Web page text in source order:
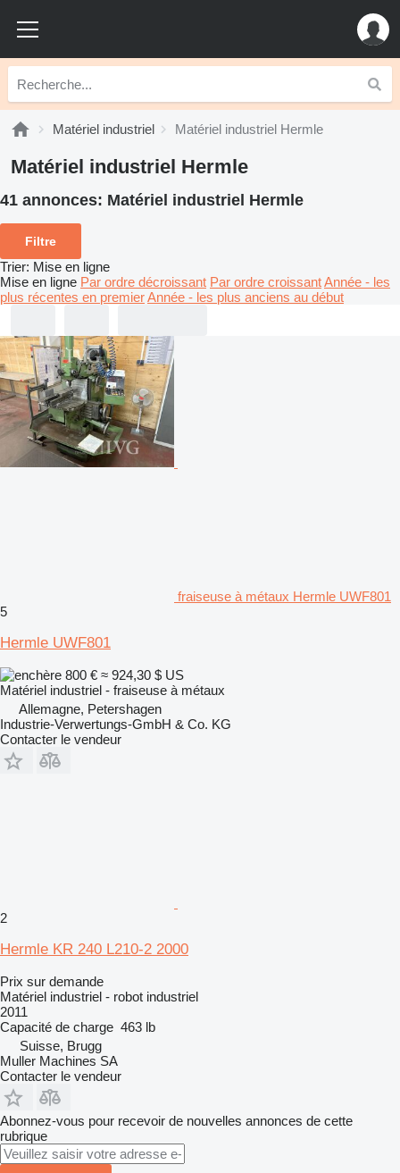
Matériel industriel Matériel industriel Hermle
Matériel industriel Hermle
41 annonces: Matériel industriel Hermle
Filtre
Trier: Mise en ligne
Mise en ligne Par ordre décroissant Par ordre croissantAnnée - les
plus récentes en premierAnnée - les plus anciens au début
fraiseuse à métaux Hermle UWF801
5
Hermle UWF801
800 € ≈ 924,30 $ US
Matériel industriel - fraiseuse à métaux
Allemagne, Petershagen
Industrie-Verwertungs-GmbH & Co. KG
Contacter le vendeur
2
Hermle KR 240 L210-2 2000
Prix sur demande
Matériel industriel - robot industriel
2011
Capacité de charge 463 lb
Suisse, Brugg
Muller Machines SA
Contacter le vendeur
Abonnez-vous pour recevoir de nouvelles annonces de cette
rubrique